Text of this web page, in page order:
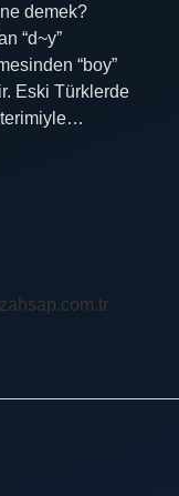
demek?
“d~y”
“boy”
Eski Türklerde
terimiyle…